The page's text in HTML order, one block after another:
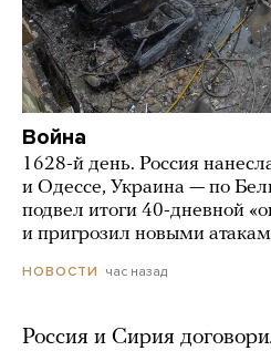
Война
1628-й день. Россия
и Одессе, Украина — по
подвел итоги 40-дневной
и пригрозил новыми
НОВОСТИ час назад
Россия и Сирия